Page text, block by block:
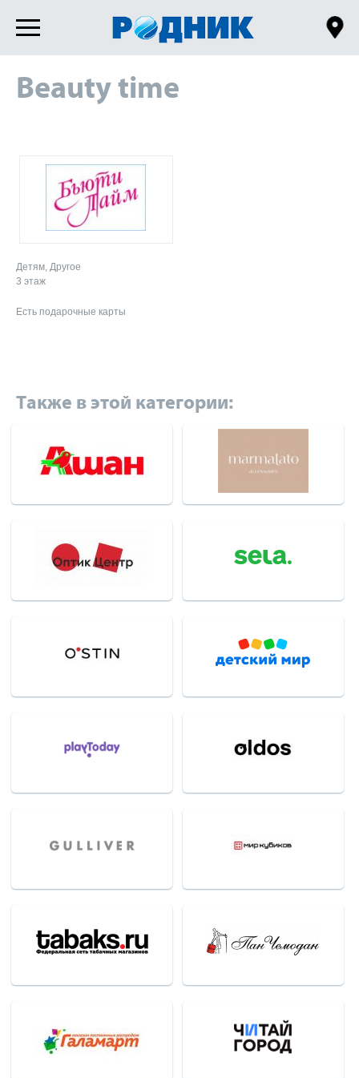
Beauty time
Детям, Другое
3 этаж
Есть подарочные карты
Также в этой категории: